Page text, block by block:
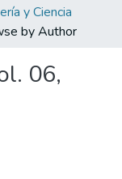
y Ciencia
by Author
06,